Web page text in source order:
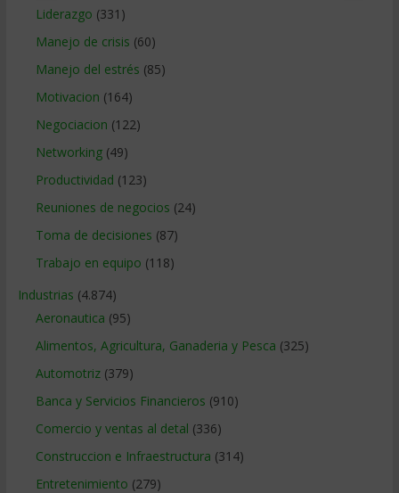
Liderazgo (331)
Manejo de crisis (60)
Manejo del estrés (85)
Motivacion (164)
Negociacion (122)
Networking(49)
Productividad (123)
Reuniones de negocios (24)
Toma de decisiones (87)
Trabajo en equipo (118)
Industrias (4.874)
Aeronautica (95)
Alimentos, Agricultura, Ganaderia y Pesca (325)
Automotriz(379)
Banca y Servicios Financieros (910)
Comercio y ventas al detal (336)
Construccion e Infraestructura (314)
Entretenimiento (279)